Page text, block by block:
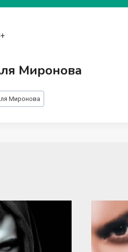
Миронова
Миронова